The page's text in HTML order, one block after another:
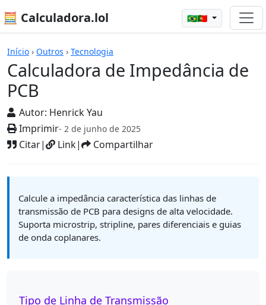
🧮 Calculadora.lol 🇧🇷🇵🇹
Início › Outros › Tecnologia
Calculadora de Impedância de
PCB
Autor: Henrick Yau
Imprimir- 2 de junho de 2025
Citar| Link| Compartilhar
Calculadoras
Calcule a impedância característica das linhas de
transmissão de PCB para designs de alta velocidade.
Suporta microstrip, stripline, pares diferenciais e guias
de onda coplanares.
Tipo de Linha de Transmissão